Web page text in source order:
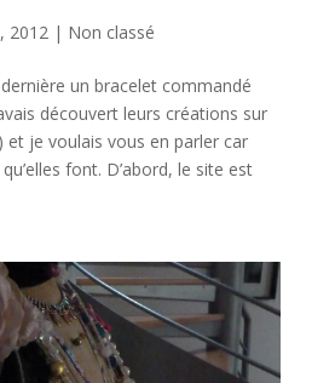
2012| Non classé
dernière un bracelet commandé
découvert leurs créations sur
et je voulais vous en parler car
font. D’abord, le site est